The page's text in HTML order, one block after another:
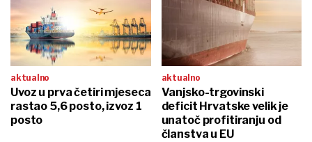
aktualno
Uvoz u prva četiri mjeseca
rastao 5,6 posto, izvoz 1
posto
aktualno
Vanjsko-trgovinski
deficit Hrvatske velik je
unatoč profitiranju od
članstva u EU